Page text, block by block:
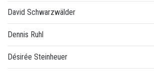
David Schwarzwälder
Dennis Ruhl
Désirée Steinheuer